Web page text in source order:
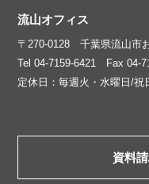
流山オフィス
〒270-0128 千葉県流山市
Tel 04-7159-6421 Fax 04-
定休日：毎週火・水曜日/祝
資料